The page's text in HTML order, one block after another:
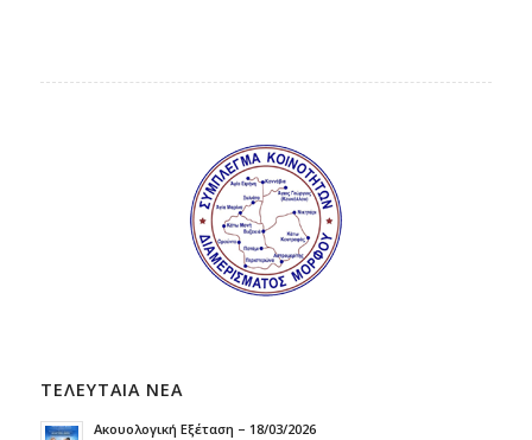
ΤΕΛΕΥΤΑΙΑ ΝΕΑ
Ακουολογική Εξέταση – 18/03/2026